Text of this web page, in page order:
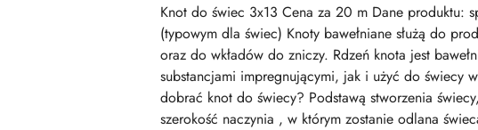
Knot do świec 3x13 Cena za 20 m Dane produktu:
(typowym dla świec) Knoty bawełniane służą do
oraz do wkładów do zniczy. Rdzeń knota jest
substancjami impregnującymi, jak i użyć do świecy
dobrać knot do świecy? Podstawą stworzenia
szerokość naczynia , w którym zostanie odlana